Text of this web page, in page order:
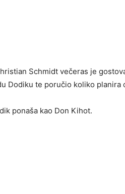
Schmidt večeras je
Dodiku te poručio koliko planira
ponaša kao Don Kihot.